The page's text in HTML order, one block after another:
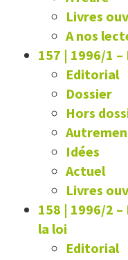
Livres
A nos
157 | 1996/1 –
Editorial
Dossier
Hors
Idées
Actuel
Livres
158 | 1996/2 –
la loi
Editorial